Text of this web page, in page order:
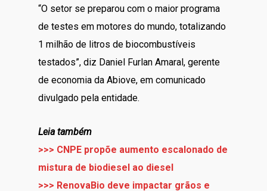
“O setor se preparou com o maior programa
de testes em motores do mundo, totalizando
1 milhão de litros de biocombustíveis
testados”, diz Daniel Furlan Amaral, gerente
de economia da Abiove, em comunicado
divulgado pela entidade.
Leia também
>>> CNPE propõe aumento escalonado de
mistura de biodiesel ao diesel
>>> RenovaBio deve impactar grãos e